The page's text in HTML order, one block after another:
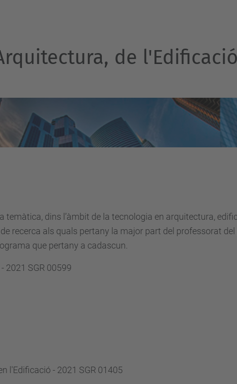
de
dins l’àmbit de la tecnologia en arquitectura,
recerca als quals pertany la major part del professorat
que pertany a cadascun.
2021 SGR 00599
l'Edificació - 2021 SGR 01405